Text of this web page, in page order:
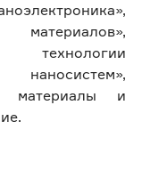
материалов»,
материалы и